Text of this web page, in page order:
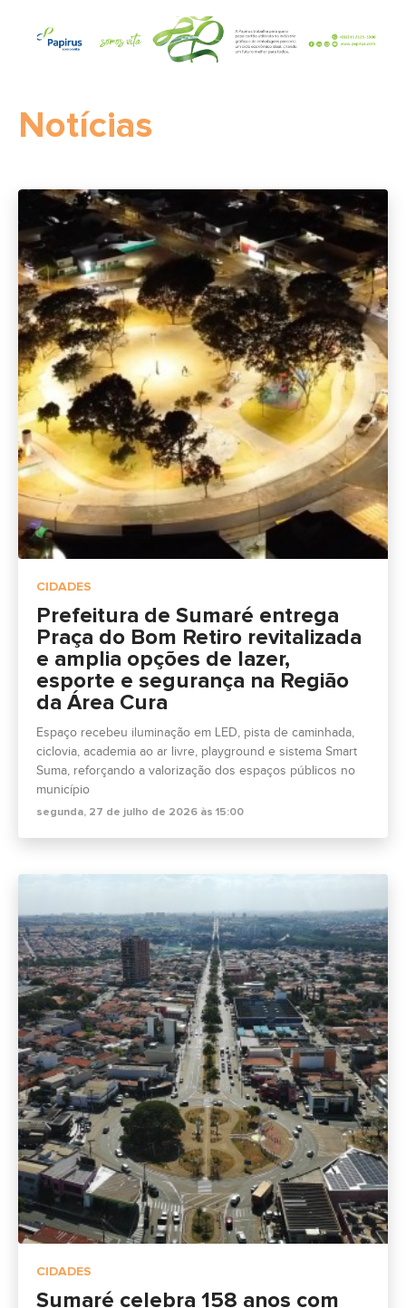
Notícias
CIDADES
Prefeitura de Sumaré entrega
Praça do Bom Retiro revitalizada
e amplia opções de lazer,
esporte e segurança na Região
da Área Cura
Espaço recebeu iluminação em LED, pista de caminhada,
ciclovia, academia ao ar livre, playground e sistema Smart
Suma, reforçando a valorização dos espaços públicos no
município
segunda, 27 de julho de 2026 às 15:00
CIDADES
Sumaré celebra 158 anos com